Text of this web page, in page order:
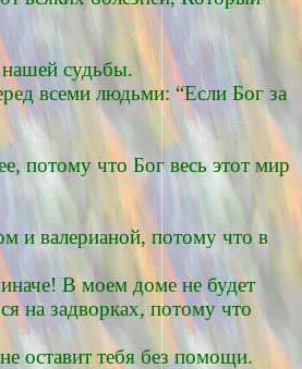
нашей судьбы.
всеми людьми: “Если Бог за
потому что Бог весь этот мир
и валерианой, потому что в
В моем доме не будет
на задворках, потому что
оставит тебя без помощи.